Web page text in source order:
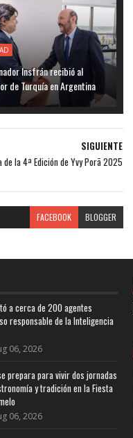
Insfrán recibió al
de Turquía en Argentina
SIGUIENTE
la 4ª Edición de Yvy Porã 2025
FACEBOOK BLOGGER
a cerca de 200 agentes
responsable de la Inteligencia
06, 2026
prepara para vivir dos jornadas
y tradición en la Fiesta
06, 2026